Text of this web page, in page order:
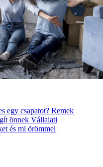
egy csapatot? Remek
önnek Vállalati
és mi örömmel